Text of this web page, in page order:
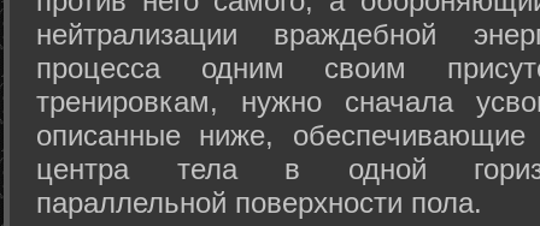
нейтрализации враждебной
процесса одним своим
тренировкам, нужно сначала
описанные ниже, обеспечивающие
центра тела в одной
параллельной поверхности пола.